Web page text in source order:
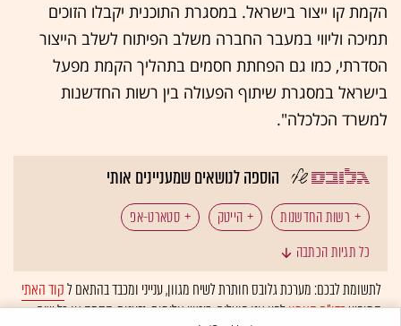
הקמת קו ייצור בישראל. במסגרת התוכנית יקבלו הזוכים
תמיכה וליווי במעבר החברה משלב הפיתוח לשלב הייצור
הסדרתי, כמו גם הפחתת חסמים בתהליך הקמת מפעל
בישראל במסגרת שיתוף הפעולה בין רשות החדשנות
למשרד הכלכלה".
הוספה לנושאים שמעניינים אותי
רשות החדשנות הייטק סטארט-אפ
כל תגיות הכתבה
לתשומת לבכם: מערכת גלובס חותרת לשיח מגוון, ענייני ומכבד בהתאם לקוד האתי
המופיעבדו"ח האמוןלפיו אנו פועלים. ביטויי אלימות, גזענות, הסתה או כל שיח